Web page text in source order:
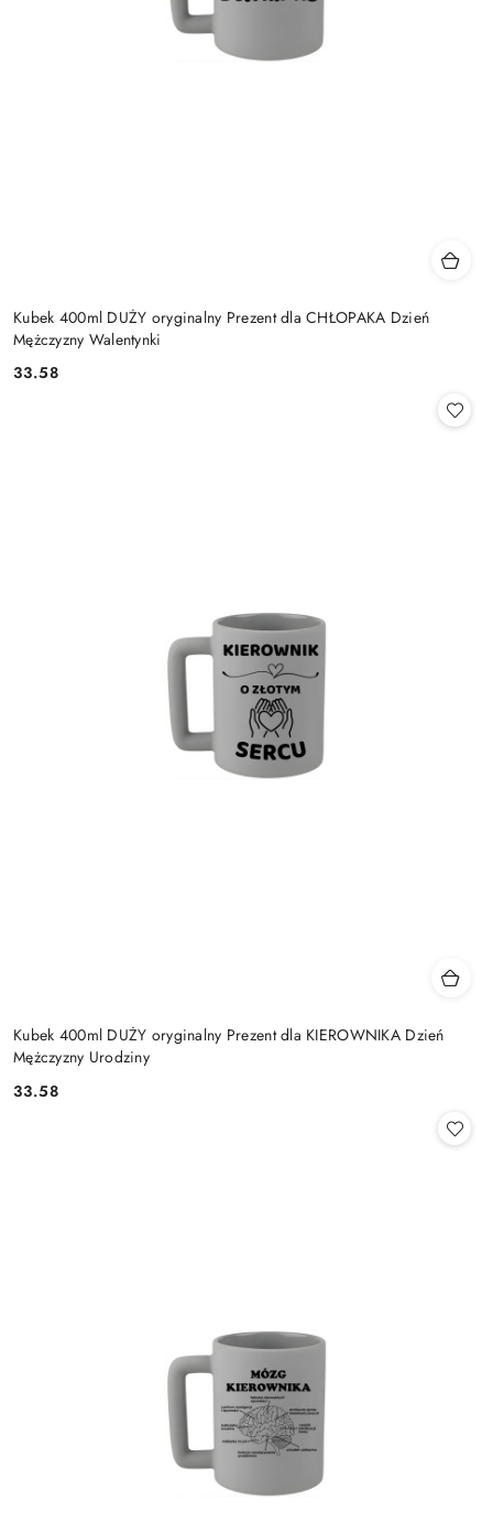
Kubek 400ml DUŻY oryginalny Prezent dla CHŁOPAKA Dzień
Mężczyzny Walentynki
Cena:
33.58
Kubek 400ml DUŻY oryginalny Prezent dla KIEROWNIKA Dzień
Mężczyzny Urodziny
Cena:
33.58